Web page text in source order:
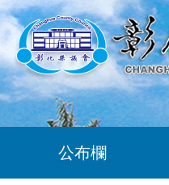
跳到主要內容區塊
公布欄